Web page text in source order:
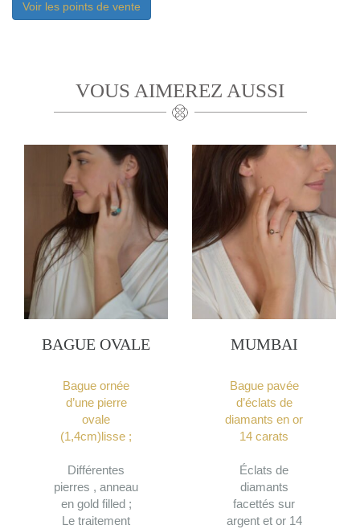
Voir les points de vente
VOUS AIMEREZ AUSSI
BAGUE OVALE
Bague ornée
d’une pierre
ovale
(1,4cm)lisse ;
Différentes
pierres , anneau
en gold filled ;
Le traitement
MUMBAI
Bague pavée
d’éclats de
diamants en or
14 carats
Éclats de
diamants
facettés sur
argent et or 14